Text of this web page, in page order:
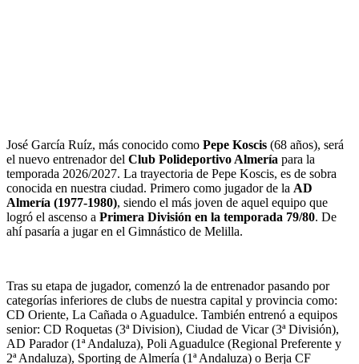
José García Ruíz, más conocido como Pepe Koscis (68 años), será
el nuevo entrenador del Club Polideportivo Almería para la
temporada 2026/2027. La trayectoria de Pepe Koscis, es de sobra
conocida en nuestra ciudad. Primero como jugador de la AD
Almería (1977-1980), siendo el más joven de aquel equipo que
logró el ascenso a Primera División en la temporada 79/80. De
ahí pasaría a jugar en el Gimnástico de Melilla.
Tras su etapa de jugador, comenzó la de entrenador pasando por
categorías inferiores de clubs de nuestra capital y provincia como:
CD Oriente, La Cañada o Aguadulce. También entrenó a equipos
senior: CD Roquetas (3ª Division), Ciudad de Vicar (3ª División),
AD Parador (1ª Andaluza), Poli Aguadulce (Regional Preferente y
2ª Andaluza), Sporting de Almería (1ª Andaluza) o Berja CF